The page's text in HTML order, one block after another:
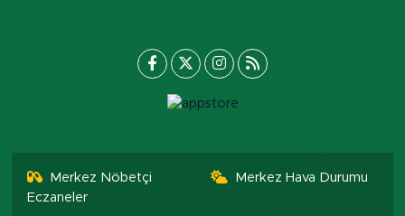
Merkez Nöbetçi
Eczaneler
Merkez Hava Durumu